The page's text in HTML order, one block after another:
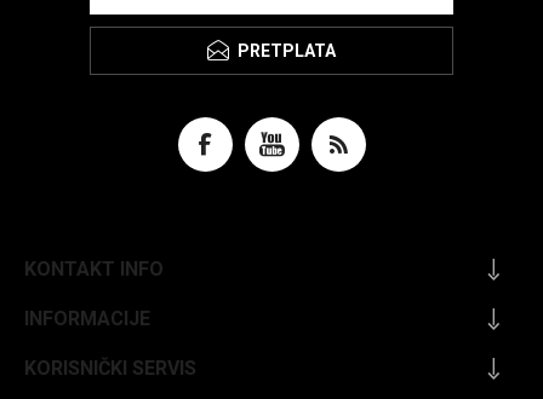
PRETPLATA
KONTAKT INFO
INFORMACIJE
KORISNIČKI SERVIS